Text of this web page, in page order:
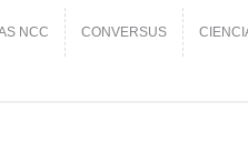
NCC CONVERSUS